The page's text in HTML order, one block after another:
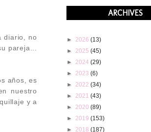
diario, no
pareja...
años, es
nuestro
y a
ARCHIVES
► 2026 (13)
► 2025 (45)
► 2024 (29)
► 2023 (6)
► 2022 (34)
► 2021 (43)
► 2020 (89)
► 2019 (153)
► 2018 (187)